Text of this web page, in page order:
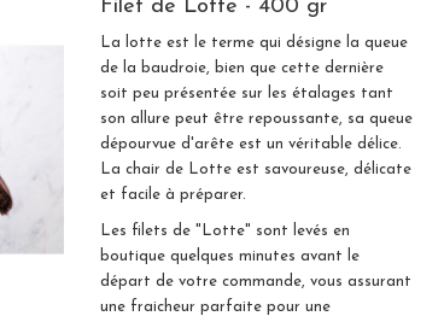
Filet de Lotte - 400 gr
La lotte est le terme qui désigne la queue
de la baudroie, bien que cette dernière
soit peu présentée sur les étalages tant
son allure peut être repoussante, sa queue
dépourvue d'arête est un véritable délice.
La chair de Lotte est savoureuse, délicate
et facile à préparer.
Les filets de "Lotte" sont levés en
boutique quelques minutes avant le
départ de votre commande, vous assurant
une fraicheur parfaite pour une